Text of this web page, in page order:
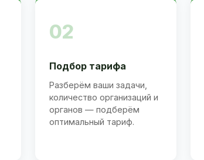
02
Подбор тарифа
Разберём ваши задачи,
количество организаций и
органов — подберём
оптимальный тариф.